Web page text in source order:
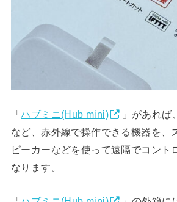
「ハブミニ(Hub mini)
」があれ
など、赤外線で操作できる機器を、
ピーカーなどを使って遠隔でコント
なります。